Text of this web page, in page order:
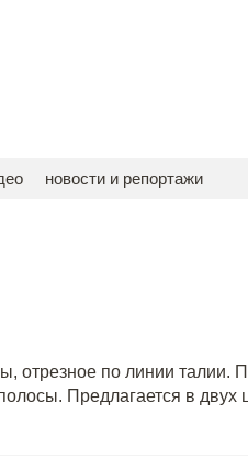
новости и репортажи
отрезное по линии талии.
Предлагается в двух